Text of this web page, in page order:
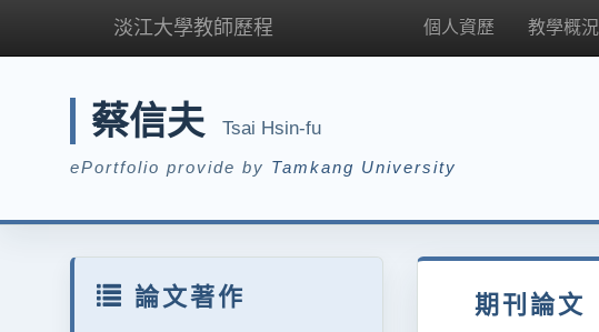
淡江大學教師歷程 個人資歷 教學概況
蔡信夫 Tsai Hsin-fu
ePortfolio provide by Tamkang University
論文著作 期刊論文